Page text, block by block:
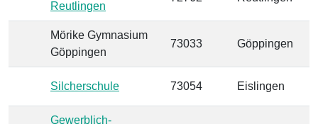
Reutlingen
Mörike Gymnasium
Göppingen
73033 Göppingen
Silcherschule 73054 Eislingen
Gewerblich-